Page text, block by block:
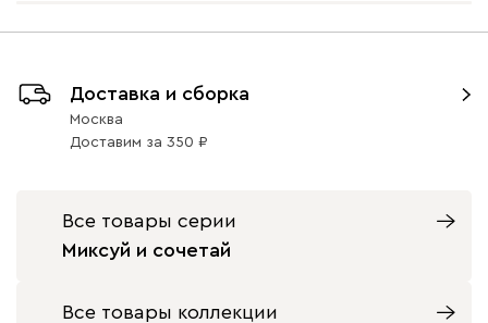
Доставка и сборка
Москва
Доставим за 350
Все товары серии
Миксуй и сочетай
Все товары коллекции